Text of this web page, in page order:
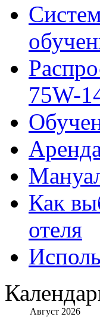
75W-
Как
отеля
Август 2026